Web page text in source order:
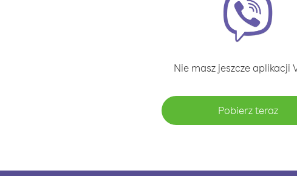
Nie masz jeszcze aplikacji
Pobierz teraz